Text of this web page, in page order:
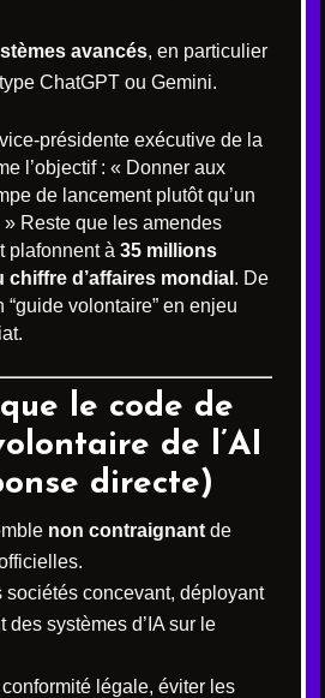
avancés, en particulier
ChatGPT ou Gemini.
présidente exécutive de la
l’objectif : « Donner aux
de lancement plutôt qu’un
Reste que les amendes
plafonnent à 35 millions
chiffre d’affaires mondial . De
“guide volontaire” en enjeu
le code de
de l’AI
directe)
non contraignant de
sociétés concevant, déployant
systèmes d’IA sur le
légale, éviter les